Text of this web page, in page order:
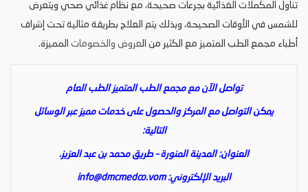
تناول المكملات الغذائية بجرعات صحيحة، مع نظام غذائي صحي ويتعرض
للشمس في الأوقات الصحيحة، وبذلك يتم العلاج بطريقة مثالية تحت إشراف
أطباء مجمع الطب المتميز مع الكثير من العروض والخصومات المميزة.
تواصل الآن مع مجمع الطب المتميز الطب العام
يمكن التواصل مع المركز والحصول على خدمات مميز عبر الوسائل
التالية:
العنوان: المدينة المنورة – طريق محمد بن عبد العزيز.
البريد الإلكتروني:info@dmcmedco.vom